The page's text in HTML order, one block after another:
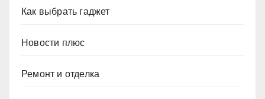
Как выбрать гаджет
Новости плюс
Ремонт и отделка